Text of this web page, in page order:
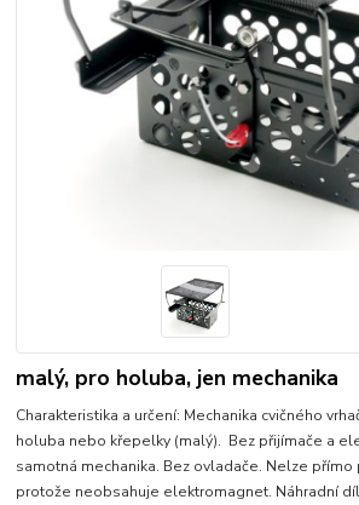
malý, pro holuba, jen mechanika
Charakteristika a určení: Mechanika cvičného
holuba nebo křepelky (malý). Bez přijímače a
samotná mechanika. Bez ovladače. Nelze přímo
protože neobsahuje elektromagnet. Náhradní